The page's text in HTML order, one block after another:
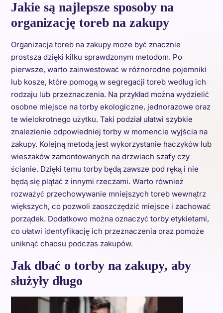
Jakie są najlepsze sposoby na
organizację toreb na zakupy
Organizacja toreb na zakupy może być znacznie
prostsza dzięki kilku sprawdzonym metodom. Po
pierwsze, warto zainwestować w różnorodne pojemniki
lub kosze, które pomogą w segregacji toreb według ich
rodzaju lub przeznaczenia. Na przykład można wydzielić
osobne miejsce na torby ekologiczne, jednorazowe oraz
te wielokrotnego użytku. Taki podział ułatwi szybkie
znalezienie odpowiedniej torby w momencie wyjścia na
zakupy. Kolejną metodą jest wykorzystanie haczyków lub
wieszaków zamontowanych na drzwiach szafy czy
ścianie. Dzięki temu torby będą zawsze pod ręką i nie
będą się plątać z innymi rzeczami. Warto również
rozważyć przechowywanie mniejszych toreb wewnątrz
większych, co pozwoli zaoszczędzić miejsce i zachować
porządek. Dodatkowo można oznaczyć torby etykietami,
co ułatwi identyfikację ich przeznaczenia oraz pomoże
uniknąć chaosu podczas zakupów.
Jak dbać o torby na zakupy, aby
służyły długo